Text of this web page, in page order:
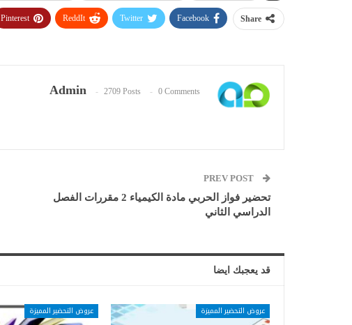
Share
Facebook
Twitter
ReddIt
Pinterest
Admin 2709 Posts 0 Comments
تحضير فواز الحربي مادة الكيمياء 2 مقررات الفصل
الدراسي الثاني
قد يعجبك ايضا
عروض التحضير المميزة عروض التحضير المميزة